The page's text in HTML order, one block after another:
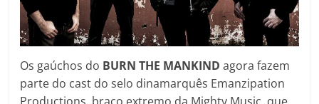
Os gaúchos do BURN THE MANKINDagora fazem
parte do cast do selo dinamarquês Emanzipation